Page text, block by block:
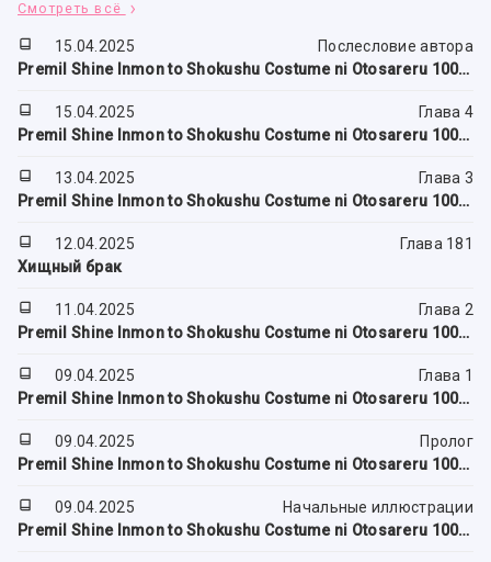
Смотреть всё
15.04.2025
Premil Shine Inmon to Shokushu Costume ni Otosareru 100-nichi
Послесловие автора
15.04.2025
Premil Shine Inmon to Shokushu Costume ni Otosareru 100-nichi
Глава 4
13.04.2025
Premil Shine Inmon to Shokushu Costume ni Otosareru 100-nichi
Глава 3
12.04.2025
Хищный брак
Глава 181
11.04.2025
Premil Shine Inmon to Shokushu Costume ni Otosareru 100-nichi
Глава 2
09.04.2025
Premil Shine Inmon to Shokushu Costume ni Otosareru 100-nichi
Глава 1
09.04.2025
Premil Shine Inmon to Shokushu Costume ni Otosareru 100-nichi
Пролог
09.04.2025
Premil Shine Inmon to Shokushu Costume ni Otosareru 100-nichi
Начальные иллюстрации